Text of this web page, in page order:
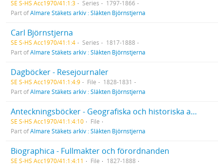
SE S-HS Acc1970/41:1:3 Series
1797-1866
Part ofAlmare Stäkets arkiv : Släkten Björnstjerna
Carl Björnstjerna
SE S-HS Acc1970/41:1:4 Series
1817-1888
Part ofAlmare Stäkets arkiv : Släkten Björnstjerna
Dagböcker - Resejournaler
SE S-HS Acc1970/41:1:4:9 File
1828-1831
Part ofAlmare Stäkets arkiv : Släkten Björnstjerna
Anteckningsböcker - Geografiska och historiska anteckningar
SE S-HS Acc1970/41:1:4:10
File
Part ofAlmare Stäkets arkiv : Släkten Björnstjerna
Biographica - Fullmakter och förordnanden
SE S-HS Acc1970/41:1:4:11 File
1827-1888